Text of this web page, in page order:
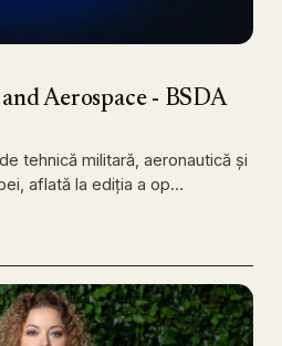
Aerospace - BSDA
tehnică militară, aeronautică și
aflată la ediția a op…